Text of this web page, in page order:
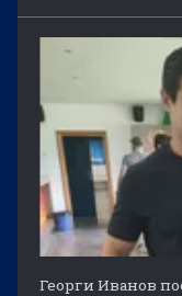
Георги Иванов